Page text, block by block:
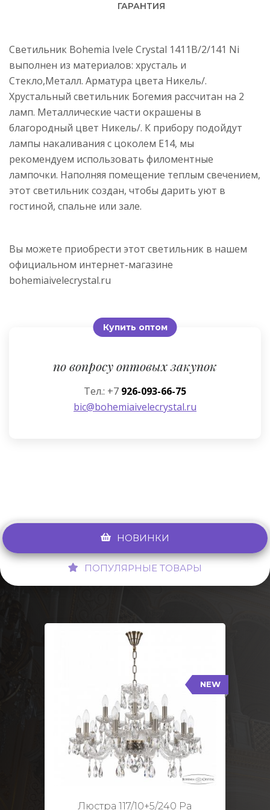
ГАРАНТИЯ
Светильник Bohemia Ivele Crystal 1411B/2/141 Ni
выполнен из материалов: хрусталь и
Стекло,Металл. Арматура цвета Никель/.
Хрустальный светильник Богемия рассчитан на 2
ламп. Металлические части окрашены в
благородный цвет Никель/. К прибору подойдут
лампы накаливания с цоколем E14, мы
рекомендуем использовать филоментные
лампочки. Наполняя помещение теплым свечением,
этот светильник создан, чтобы дарить уют в
гостиной, спальне или зале.
Вы можете приобрести этот светильник в нашем
официальном интернет-магазине
bohemiaivelecrystal.ru
Купить оптом
по вопросу оптовых закупок
Тел.: +7 926-093-66-75
bic@bohemiaivelecrystal.ru
НОВИНКИ
ПОПУЛЯРНЫЕ ТОВАРЫ
NEW
Люстра 117/10+5/240 Pa
117/10+5/240 Pa
Тип: Стеклянный рожок
Цвет арматуры: Патина/
Кол-во ламп: 15
Диаметр: 70 см